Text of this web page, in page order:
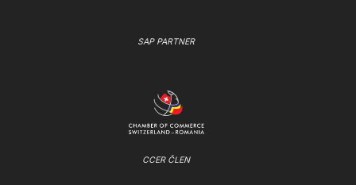
SAP PARTNER
CCER ČLEN